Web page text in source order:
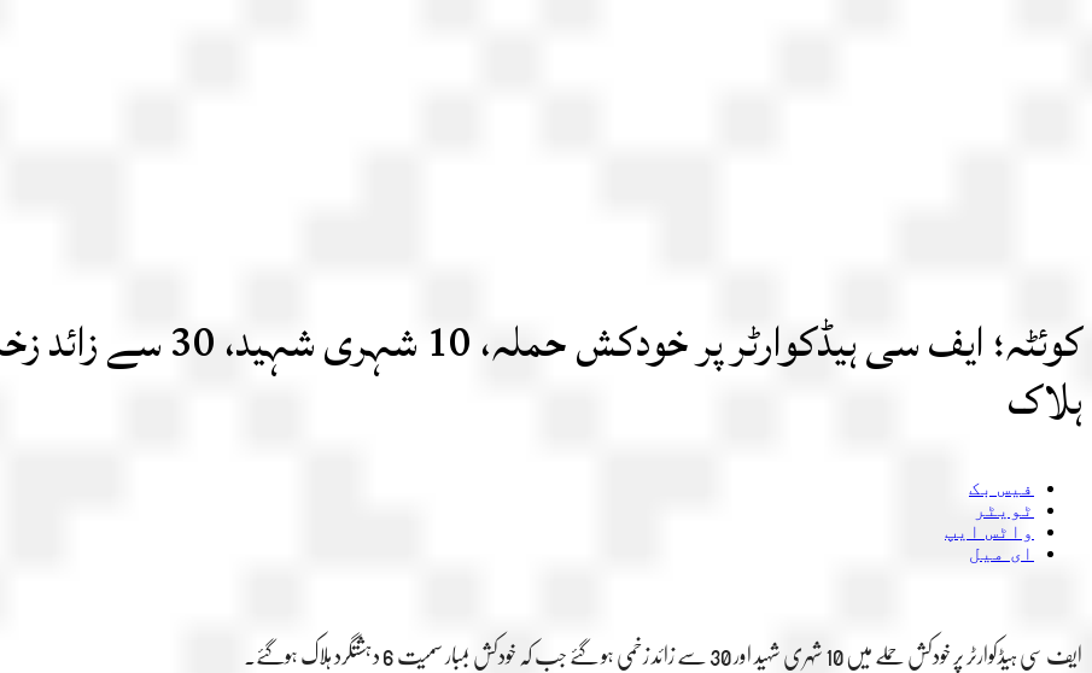
ہلاک
فیس بک
ٹویٹر
واٹس ایپ
ای میل
ایف سی ہیڈکوارٹر پر خودکش حملے میں 10 شہری شہید اور 30 سے زائد زخمی ہو گئے جب کہ خودکش بمبار سمیت 6 دہشتگرد ہلاک ہوگئے۔